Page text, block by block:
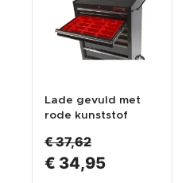
Lade gevuld met
rode kunststof
€ 37,62
€ 34,95